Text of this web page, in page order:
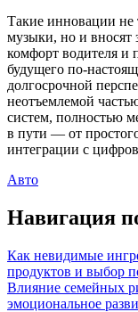
Такие инновации не
музыки, но и вносят
комфорт водителя и
будущего по-
долгосрочной
неотъемлемой
систем, полностью
в пути — от
интеграции с
Авто
Навигация
Как невидимые
продуктов и выбор
Влияние семейных
эмоциональное